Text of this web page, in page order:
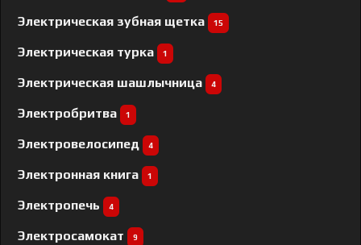
Электрическая зубная щетка 15
Электрическая турка 1
Электрическая шашлычница 4
Электробритва 1
Электровелосипед 4
Электронная книга 1
Электропечь 4
Электросамокат 9